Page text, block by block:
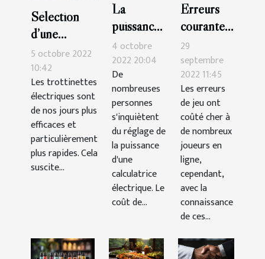
Sélection
d’une
trottinette
électrique :
voici 3
critères
5 octobre 2022
10:42
Les trottinettes
électriques sont
de nos jours plus
efficaces et
particulièrement
plus rapides. Cela
suscite...
La
puissance
de
compteur
: quel est
le
meilleur
choix ?
4 octobre
2022 20:04
De
nombreuses
personnes
s'inquiètent
du réglage de
la puissance
d'une
calculatrice
électrique. Le
coût de...
Erreurs
courantes
que vous
devriez
éviter au
casino
29
septembre
2022 11:45
Les erreurs
de jeu ont
coûté cher à
de nombreux
joueurs en
ligne,
cependant,
avec la
connaissance
de ces...